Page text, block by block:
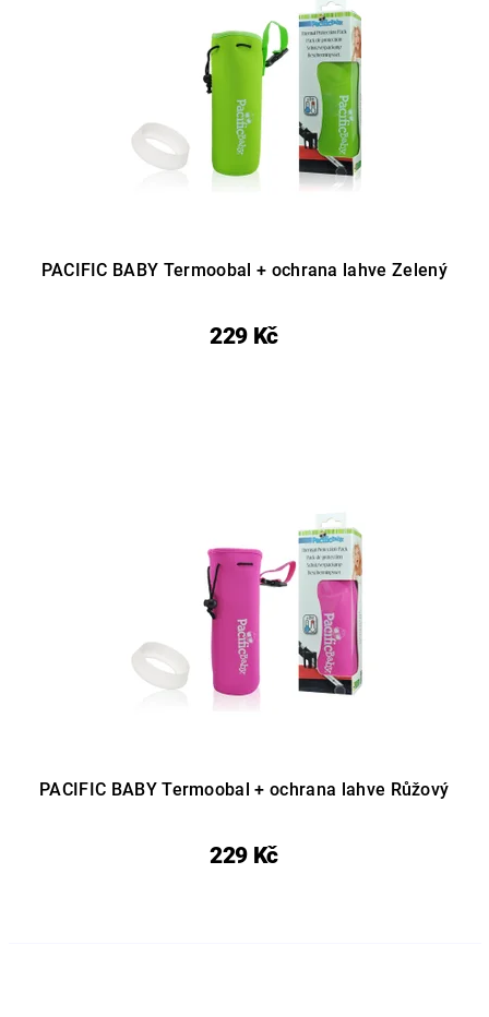
PACIFIC BABY Termoobal + ochrana lahve Zelený
229 Kč
PACIFIC BABY Termoobal + ochrana lahve Růžový
229 Kč